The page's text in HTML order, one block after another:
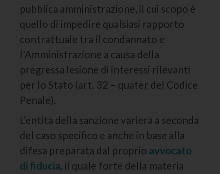
pubblica amministrazione, il cui scopo è
quello di impedire qualsiasi rapporto
contrattuale tra il condannato e
l'Amministrazione a causa della
pregressa lesione di interessi rilevanti
per lo Stato (art. 32 – quater del Codice
Penale).
L’entità della sanzione varierà a seconda
del caso specifico e anche in base alla
difesa preparata dal proprio avvocato
di fiducia, il quale forte della materia